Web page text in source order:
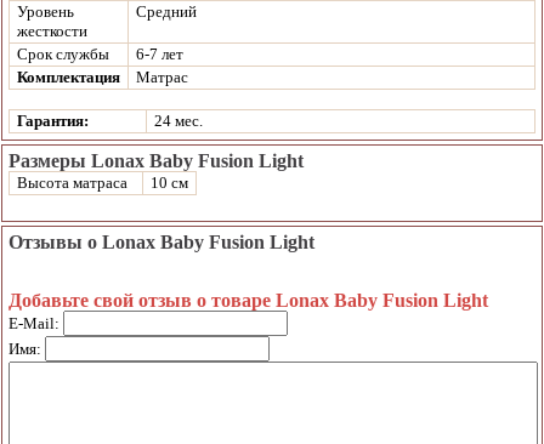
Уровень
жесткости
Средний
Срок службы
6-7 лет
Комплектация
Матрас
Гарантия: 24 мес.
Размеры Lonax Baby Fusion Light
Высота матраса 10 см
Отзывы о Lonax Baby Fusion Light
Добавьте свой отзыв о товаре Lonax Baby Fusion Light
E-Mail:
Имя: